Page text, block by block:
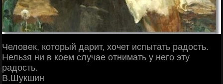
Человек, который дарит, хочет испытать радость.
Нельзя ни в коем случае отнимать у него эту
радость.
В.Шукшин